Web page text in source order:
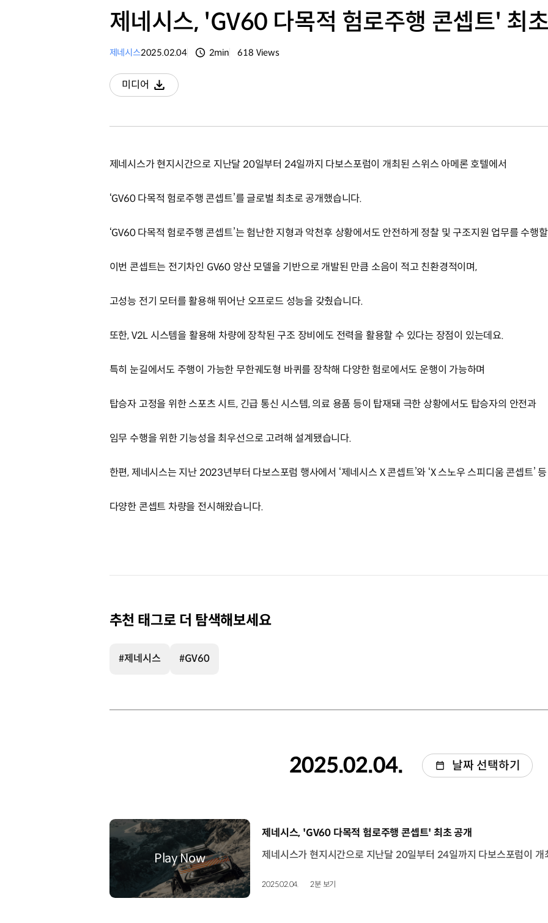
제네시스, 'GV60 다목적 험로주행 콘셉트' 최
제네시스2025.02.04 2min 618 Views
미디어
다운로드
제네시스가 현지시간으로 지난달 20일부터 24일까지 다보스포럼이 개최된 스위스 아메론 호텔에서
‘GV60 다목적 험로주행 콘셉트’를 글로벌 최초로 공개했습니다.
‘GV60 다목적 험로주행 콘셉트’는 험난한 지형과 악천후 상황에서도 안전하게 정찰 및 구조지원 업무를 수행
이번 콘셉트는 전기차인 GV60 양산 모델을 기반으로 개발된 만큼 소음이 적고 친환경적이며,
고성능 전기 모터를 활용해 뛰어난 오프로드 성능을 갖췄습니다.
또한, V2L 시스템을 활용해 차량에 장착된 구조 장비에도 전력을 활용할 수 있다는 장점이 있는데요.
특히 눈길에서도 주행이 가능한 무한궤도형 바퀴를 장착해 다양한 험로에서도 운행이 가능하며
탑승자 고정을 위한 스포츠 시트, 긴급 통신 시스템, 의료 용품 등이 탑재돼 극한 상황에서도 탑승자의 안전과
임무 수행을 위한 기능성을 최우선으로 고려해 설계됐습니다.
한편, 제네시스는 지난 2023년부터 다보스포럼 행사에서 ‘제네시스 X 콘셉트’와 ‘X 스노우 스피디움 콘셉트’ 등
다양한 콘셉트 차량을 전시해왔습니다.
추천 태그로 더 탐색해보세요
#제네시스 #GV60
2025.02.04. 날짜 선택하기
[동영상]
제네시스, 'GV60 다목적 험로주행 콘셉트' 최초 공개
2025.02.04. 2분 보기